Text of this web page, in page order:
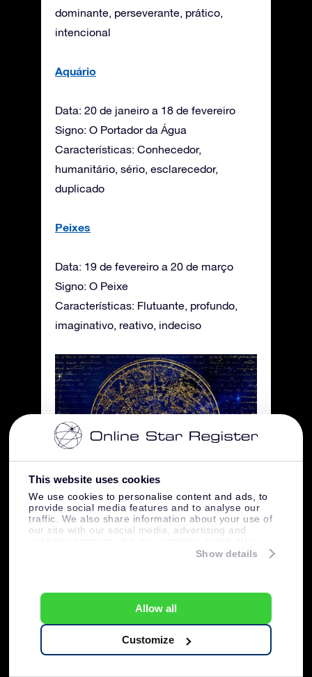
This website uses cookies
We use cookies to personalise content and ads, to
provide social media features and to analyse our
traffic. We also share information about your use of
our site with our social media, advertising and
information that you’ve provided to them or that
Show details
Allow all
Customize
dominante, perseverante, prático,
intencional
Aquário
Data: 20 de janeiro a 18 de fevereiro
Signo: O Portador da Água
Características: Conhecedor,
humanitário, sério, esclarecedor,
duplicado
Peixes
Data: 19 de fevereiro a 20 de março
Signo: O Peixe
Características: Flutuante, profundo,
imaginativo, reativo, indeciso
Créditos pela imagem: Pixabay
constelação
termo latino que significa “conjunto de
estrelas”.